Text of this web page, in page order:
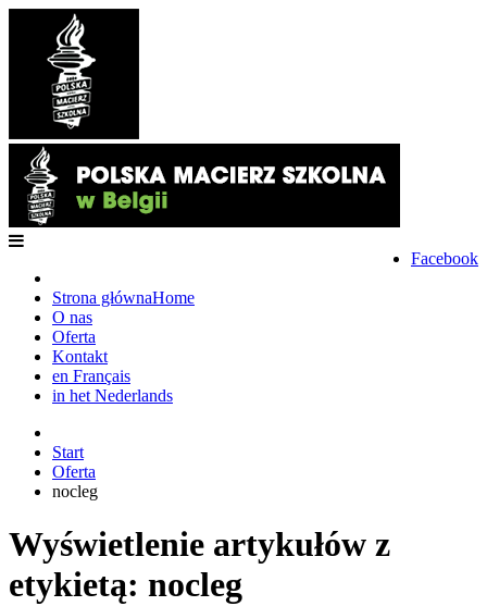
Facebook
Strona głównaHome
O nas
Oferta
Kontakt
en Français
in het Nederlands
Start
Oferta
nocleg
Wyświetlenie artykułów z
etykietą: nocleg